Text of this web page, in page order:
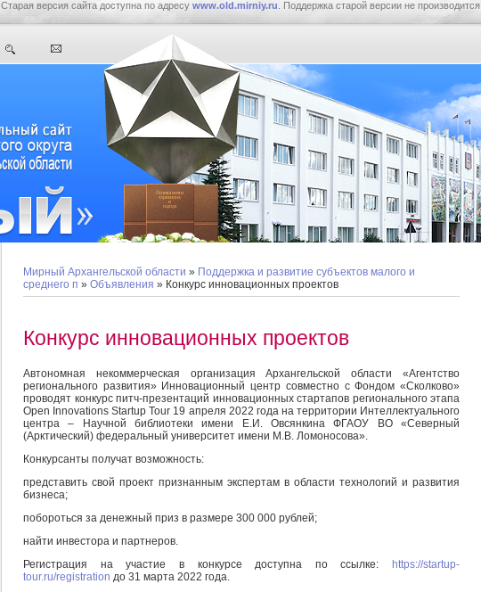
Старая версия сайта доступна по адресу www.old.mirniy.ru . Поддержка старой версии не производится.
Мирный Архангельской области » Поддержка и развитие субъектов малого и
среднего п » Объявления » Конкурс инновационных проектов
Конкурс инновационных проектов
Автономная некоммерческая организация Архангельской области «Агентство
регионального развития» Инновационный центр совместно с Фондом «Сколково»
проводят конкурс питч-презентаций инновационных стартапов регионального этапа
Open Innovations Startup Tour 19 апреля 2022 года на территории Интеллектуального
центра – Научной библиотеки имени Е.И. Овсянкина ФГАОУ ВО «Северный
(Арктический) федеральный университет имени М.В. Ломоносова».
Конкурсанты получат возможность:
представить свой проект признанным экспертам в области технологий и развития
бизнеса;
побороться за денежный приз в размере 300 000 рублей;
найти инвестора и партнеров.
Регистрация на участие в конкурсе доступна по ссылке: https://startup-
tour.ru/registration до 31 марта 2022 года.